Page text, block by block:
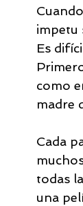
PSICOLOGIA
impetu
Es
como
madre
Cada
todas
una